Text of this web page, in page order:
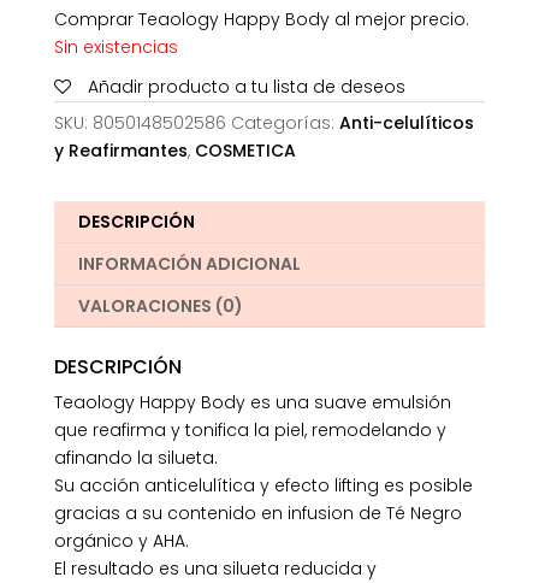
Comprar Teaology Happy Body al mejor precio.
Sin existencias
Añadir producto a tu lista de deseos
SKU: 8050148502586 Categorías: Anti-celulíticos
y Reafirmantes, COSMETICA
DESCRIPCIÓN
INFORMACIÓN ADICIONAL
VALORACIONES (0)
DESCRIPCIÓN
Teaology Happy Body es una suave emulsión
que reafirma y tonifica la piel, remodelando y
afinando la silueta.
Su acción anticelulítica y efecto lifting es posible
gracias a su contenido en infusion de Té Negro
orgánico y AHA.
El resultado es una silueta reducida y